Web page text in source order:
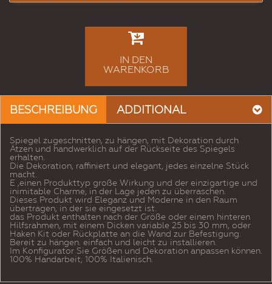
IN DEN
WARENKORB
BESCHREIBUNG ADDITIONAL
Spiegel zugeschnitten, zu hängen, mit Dekoration durch
Ätzen und handwerklich auf der Rückseite des Spiegels
erhalten.
Die Dekoration, raffiniert und elegant, jedes einzelne Stück
macht.
E ‚einen Produkttyp große Wirkung und der einzigartige und
inimitable Charme, in der Lage jeden zu überraschen.
Dieses Produkt wird Eleganz und Moderne in den Raum
übertragen, in der sie eingesetzt ist.
das Produkt enthalten nach der Größe oder einem hinteren
Hilfsrahmen, mit einem Dicken variable 25 bis 30 mm, oder
Haken Kit oder Rückplatte an die Wand zur Befestigung.
Bereit zu hängen. einfach und leicht zu installieren.
Im Konfigurator Sie Größen und Dekoration anpassen können.
100% Handarbeit, 100% Italienisch.